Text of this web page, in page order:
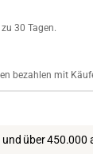
30 Tagen.
bezahlen mit
und über 450.000